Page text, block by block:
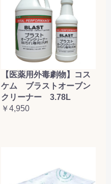
【医薬用外毒劇物】コス
ケム ブラストオーブン
クリーナー 3.78L
￥4,950